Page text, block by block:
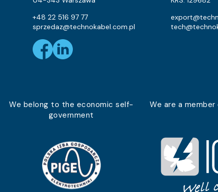
Eca
Eca
Eca
24×4 Eca 29.6
Eca
Eca 17.9
24×6 Eca
Eca
+48 22 516 97 77
sprzedaz@technokabel.com.pl
We belong to the economic self-
government
We are a